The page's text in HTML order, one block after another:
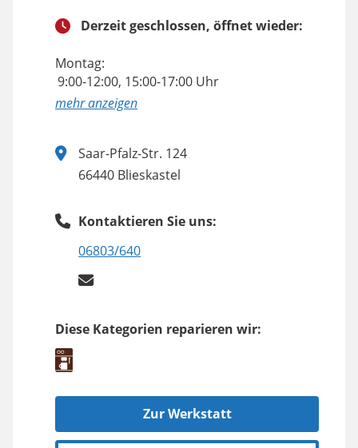
Derzeit geschlossen, öffnet wieder:
Montag:
9:00-12:00, 15:00-17:00 Uhr
anzeigen
Saar-Pfalz-Str. 124
66440 Blieskastel
Kontaktieren Sie uns:
06803/640
Diese Kategorien reparieren wir:
Zur Werkstatt